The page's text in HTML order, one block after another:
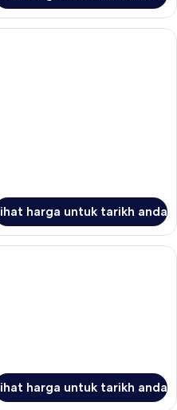
harga untuk tarikh anda
Peralatan tempat tidur
harga untuk tarikh anda